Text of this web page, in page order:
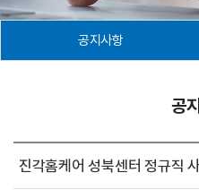
공지사항
공
진각홈케어 성북센터 정규직